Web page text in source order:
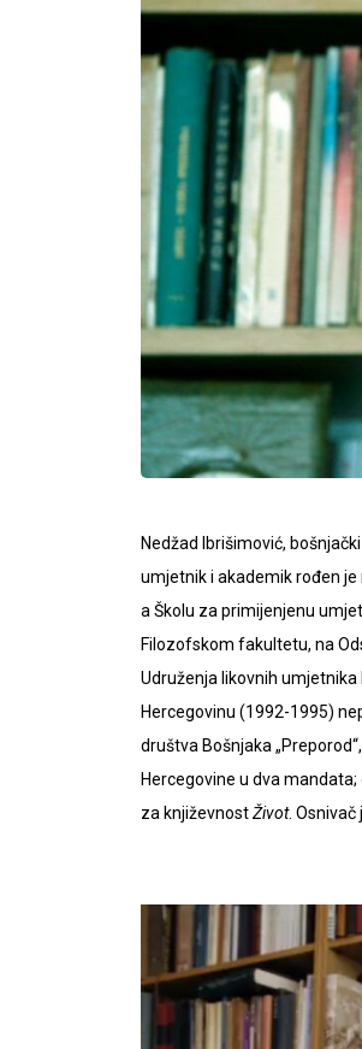
Nedžad Ibrišimović,
umjetnik i akademik rođen je
a Školu za primijenjenu
Filozofskom fakultetu, na
Udruženja likovnih umjetnika
Hercegovinu (1992-1995)
društva Bošnjaka
Hercegovine u dva
za književnostŽivot. Osnivač